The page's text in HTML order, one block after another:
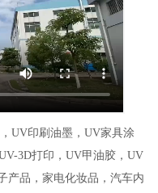
UV印刷油墨，UV家具涂
3D打印，UV甲油胶，UV
产品，家电化妆品，汽车内